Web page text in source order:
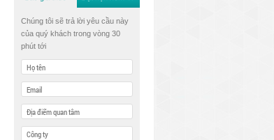
Chúng tôi sẽ trả lời yêu cầu này
của quý khách trong vòng 30
phút tới